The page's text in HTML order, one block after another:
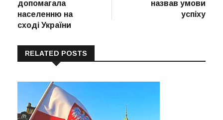
допомагала
населенню на
сході України
назвав умови
успіху
RELATED POSTS